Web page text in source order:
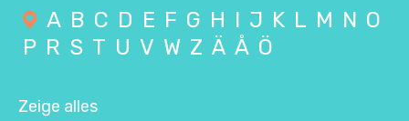
A B C D E F G H I J K L M N O
P R S T U V W Z Ä Å Ö
Zeige alles